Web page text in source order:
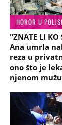
HOROR U
"ZNATE LI KO
Ana umrla
reza u
ono što je
njenom